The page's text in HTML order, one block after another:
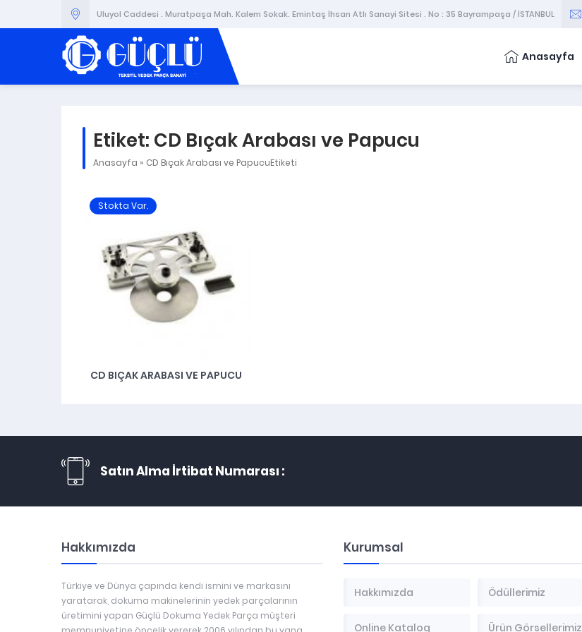
Uluyol Caddesi . Muratpaşa Mah. Kalem Sokak. Emintaş İhsan Atlı Sanayi Sitesi . No : 35 Bayrampaşa / İSTANBUL
Anasayfa
Etiket: CD Bıçak Arabası ve Papucu
Anasayfa » CD Bıçak Arabası ve PapucuEtiketi
Stokta Var.
CD BIÇAK ARABASI VE PAPUCU
Satın Alma İrtibat Numarası :
Hakkımızda
Türkiye ve Dünya çapında kendi ismini ve markasını
yaratarak, dokuma makinelerinin yedek parçalarının
üretimini yapan Güçlü Dokuma Yedek Parça müşteri
Kurumsal
Hakkımızda Ödüllerimiz
Online Katalog Ürün Görsellerimiz